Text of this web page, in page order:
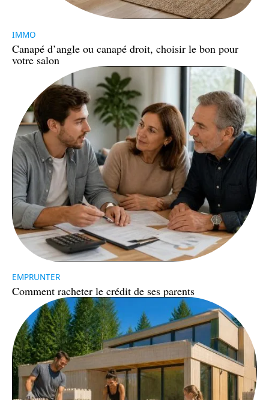
IMMO
Canapé d’angle ou canapé droit, choisir le bon pour
votre salon
EMPRUNTER
Comment racheter le crédit de ses parents